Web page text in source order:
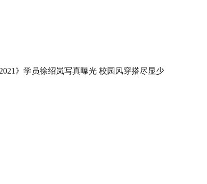
2021》学员徐绍岚写真曝光 校园风穿搭尽显少